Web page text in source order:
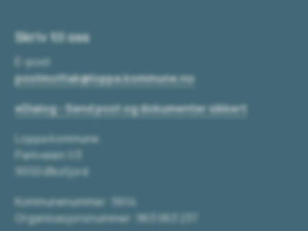
Skriv til oss
E-post
postmottak@loppa.kommune.no
eDialog - Send post og dokumenter sikkert
Loppa kommune
Parkveien 1/3
9550 Øksfjord
Kommunenummer: 5614
Organisasjonsnummer: 963 063 237